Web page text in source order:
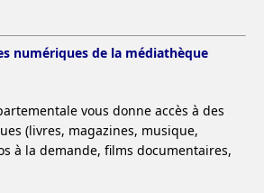
numériques de la médiathèque
vous donne accès à des
(livres, magazines, musique,
à la demande, films documentaires,